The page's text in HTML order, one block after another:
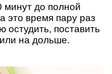
минут до полной
это время пару раз
поставить
на дольше.